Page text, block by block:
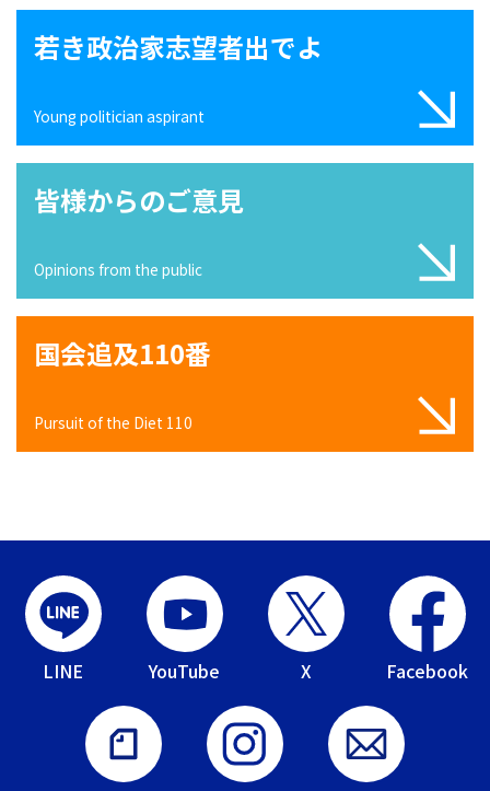
若き政治家志望者出でよ
Young politician aspirant
皆様からのご意見
Opinions from the public
国会追及110番
Pursuit of the Diet 110
LINE YouTube X Facebook